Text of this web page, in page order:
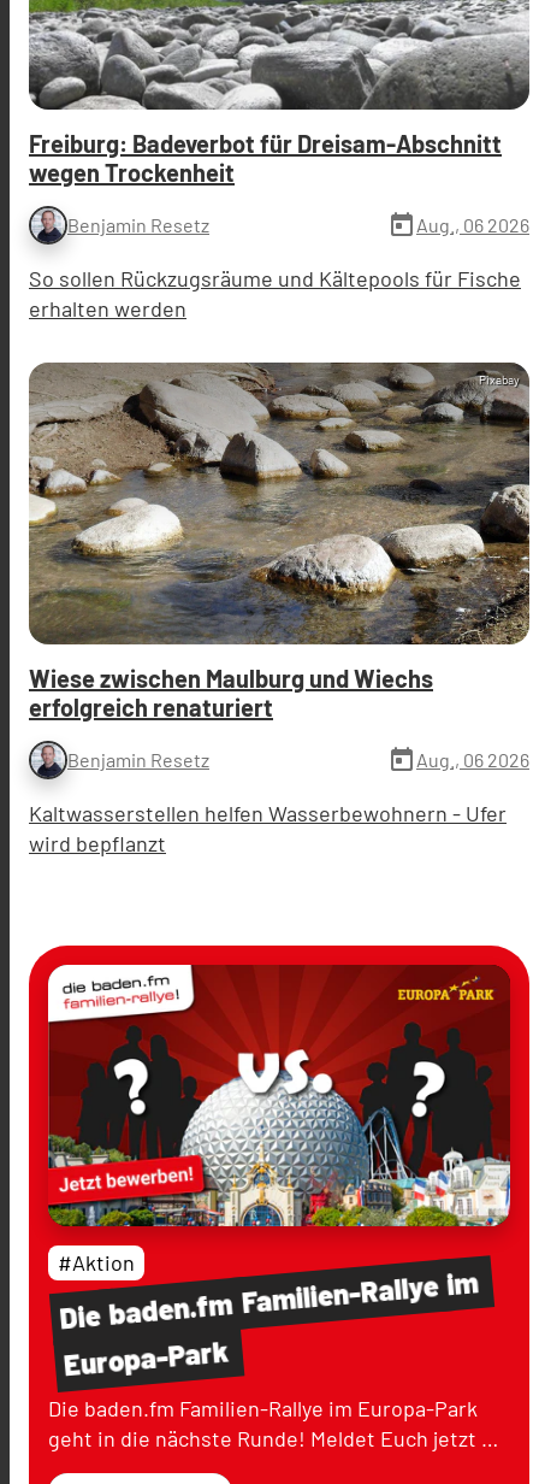
Freiburg: Badeverbot für Dreisam-Abschnitt
wegen Trockenheit
Benjamin Resetz today Aug., 06 2026
So sollen Rückzugsräume und Kältepools für Fische
erhalten werden
Pixabay
Wiese zwischen Maulburg und Wiechs
erfolgreich renaturiert
Benjamin Resetz today Aug., 06 2026
Kaltwasserstellen helfen Wasserbewohnern - Ufer
wird bepflanzt
Diebaden.fmFamilien-Rallyeim
Europa-Park
#Aktion
Die baden.fm Familien-Rallye im Europa-Park
geht in die nächste Runde! Meldet Euch jetzt …